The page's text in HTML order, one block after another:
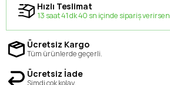
Hızlı Teslimat
13 saat 41 dk 40 sn içinde sipariş verirsen
Ücretsiz Kargo
Tüm ürünlerde geçerli.
Ücretsiz İade
Şimdi çok kolay.